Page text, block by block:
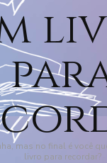
mas no final é você
livro para recordar?